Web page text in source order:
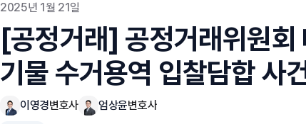
2025년 1월 21일
[공정거래] 공정거래위원회
기물 수거용역 입찰담합 사
이영경변호사 엄상윤변호사